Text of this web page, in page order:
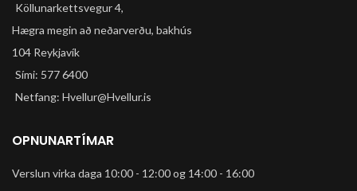
Köllunarkettsvegur 4,
Hægra megin að neðarverðu, bakhús
104 Reykjavík
Sími: 577 6400
Netfang: Hvellur@Hvellur.is
OPNUNARTÍMAR
Verslun virka daga 10:00 - 12:00 og 14:00 - 16:00